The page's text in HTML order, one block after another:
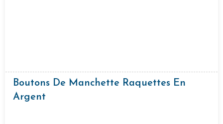
Boutons De Manchette Raquettes En
Argent